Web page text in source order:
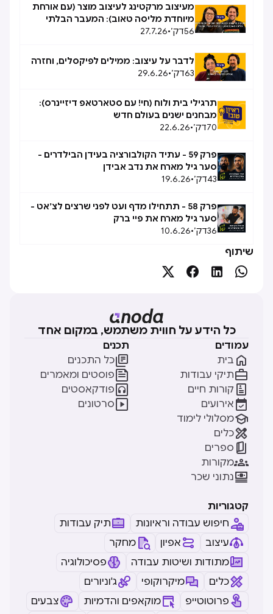
מעיצוב מרקטינג לעיצוב מוצר (עם אורחת
מיוחדת מליסה טאוב): המעבר הבלתי
אפשרי, אפשרי
56דק׳•
27.7.26
לדבר על עיצוב: ממילים לפיקסלים, וחזרה
63דק׳•
29.6.26
תרגילי בית ולוח (חי! עם סטארטאפ דיזיינרס):
מבחנים ישנים בעולם חדש
70דק׳•
22.6.26
פרק 59 - עתיד הקולבורציה בעידן הבילדרים -
סער גיל מארח את נדב אבידן
43דק׳•
19.6.26
פרק 58 - תתחילו מדף ועט לפני שרצים לצ׳אט -
סער גיל מארח את פיי ברק
36דק׳•
10.6.26
שיתוף




כל הידע על חווית משתמש, במקום אחד
עמודים
בית 
תיקי עבודות
קורות חיים 
אירועים 
מסלולי לימוד
כלים
ספרים 
מקורות
נתוני שכר
תכנים
כל התכנים
פוסטים ומאמרים
פודקאסטים
סרטונים
קטגוריות
חיפוש עבודה וראיונות
תיק עבודות
עיצוב
אפיון
מחקר
מתודות ושיטות עבודה
פסיכולוגיה
כלים
מיקרוקופי
ג'וניורים
פרוטוטייפ
מוקאפים והדמיות צבעים